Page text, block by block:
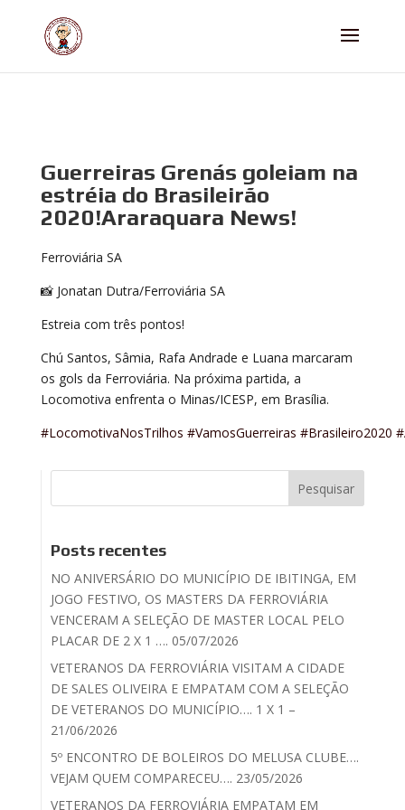
Guerreiras Grenás goleiam na
estréia do Brasileirão
2020!Araraquara News!
Ferroviária SA
📸 Jonatan Dutra/Ferroviária SA
Estreia com três pontos!
Chú Santos, Sâmia, Rafa Andrade e Luana marcaram
os gols da Ferroviária. Na próxima partida, a
Locomotiva enfrenta o Minas/ICESP, em Brasília.
#LocomotivaNosTrilhos #VamosGuerreiras #Brasileiro2020
Posts recentes
NO ANIVERSÁRIO DO MUNICÍPIO DE IBITINGA, EM
JOGO FESTIVO, OS MASTERS DA FERROVIÁRIA
VENCERAM A SELEÇÃO DE MASTER LOCAL PELO
PLACAR DE 2 X 1 …. 05/07/2026
VETERANOS DA FERROVIÁRIA VISITAM A CIDADE
DE SALES OLIVEIRA E EMPATAM COM A SELEÇÃO
DE VETERANOS DO MUNICÍPIO…. 1 X 1 –
21/06/2026
5º ENCONTRO DE BOLEIROS DO MELUSA CLUBE….
VEJAM QUEM COMPARECEU…. 23/05/2026
VETERANOS DA FERROVIÁRIA EMPATAM EM